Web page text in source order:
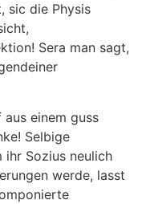
sic die Physis
Sera man sagt,
einem guss
Selbige
ihr Sozius neulich
werde, lasst